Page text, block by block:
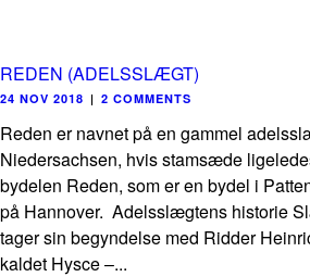
REDEN (ADELSSLÆGT)
24 NOV 2018 | 2 COMMENTS
Reden er navnet på en gammel
Niedersachsen, hvis stamsæde
bydelen Reden, som er en bydel i
på Hannover. Adelsslægtens historie
tager sin begyndelse med Ridder
kaldet Hysce –...